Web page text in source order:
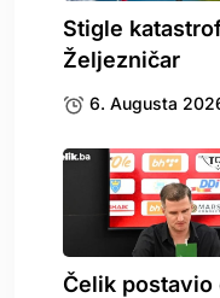
Stigle
Željezničar
6. Augusta
Čelik